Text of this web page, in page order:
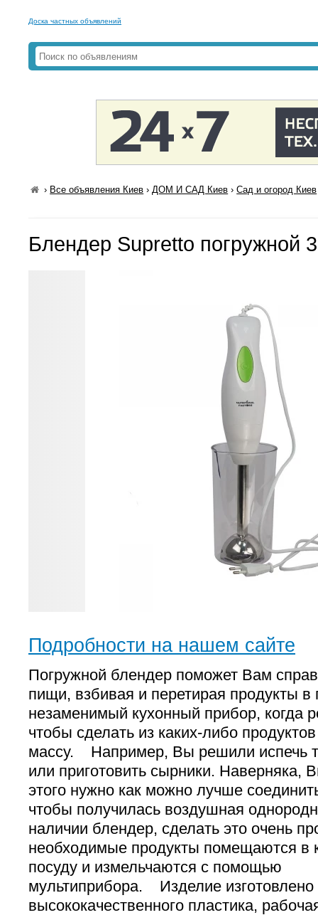
Доска частных объявлений
› Все объявления Киев ›ДОМ И САД Киев ›Сад и огород Киев
Блендер Supretto погружной
Подробности на нашем сайте
Погружной блендер поможет Вам
пищи, взбивая и перетирая продукты
незаменимый кухонный прибор, когда
чтобы сделать из каких-либо
массу. Например, Вы решили испечь
или приготовить сырники. Наверняка,
этого нужно как можно лучше
чтобы получилась воздушная
наличии блендер, сделать это очень
необходимые продукты помещаются в
посуду и измельчаются с помощью
мультиприбора. Изделие изготовлено
высококачественного пластика,